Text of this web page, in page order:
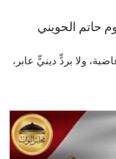
حاتم الحويني
ولا بردٍّ دينيٍّ عابر،